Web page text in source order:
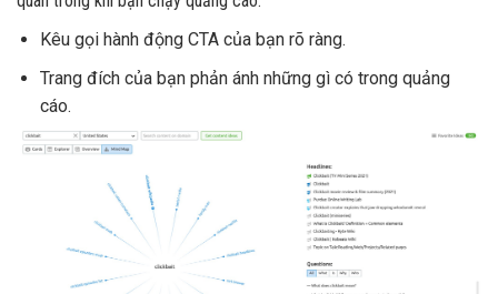
Kêu gọi hành động CTA của bạn rõ ràng.
Trang đích của bạn phản ánh những gì có trong quảng
cáo.